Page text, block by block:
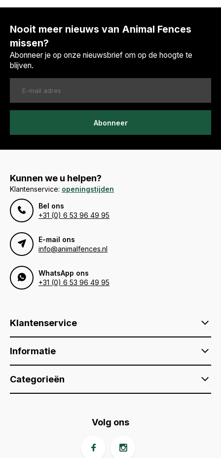
Nooit meer nieuws van Animal Fences
missen?
Abonneer je op onze nieuwsbrief om op de hoogte te
blijven.
Abonneer
Kunnen we u helpen?
Klantenservice: openingstijden
Bel ons
+31 (0) 6 53 96 49 95
E-mail ons
info@animalfences.nl
WhatsApp ons
+31 (0) 6 53 96 49 95
Klantenservice
Informatie
Categorieën
Volg ons